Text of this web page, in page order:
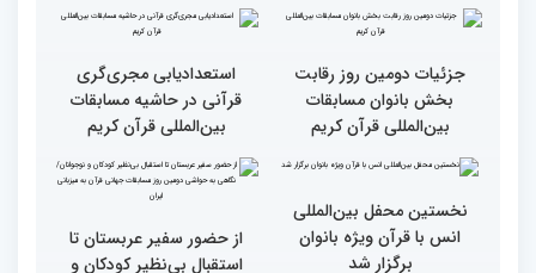
گزارش تصویری دومین روز
رقابت بخش برادران
چهلمین دوره مسابقات
بین‌المللی قرآن کریم(بخش
سوم)
گزارش تصویری برگی از
فعالیت های کمیته پشتیبانی
چهلمین دوره مسابقات بین
المللی قران کریم
جزئیات دومین روز رقابت
بخش بانوان مسابقات
قرآنی در حاشیه مسابقات